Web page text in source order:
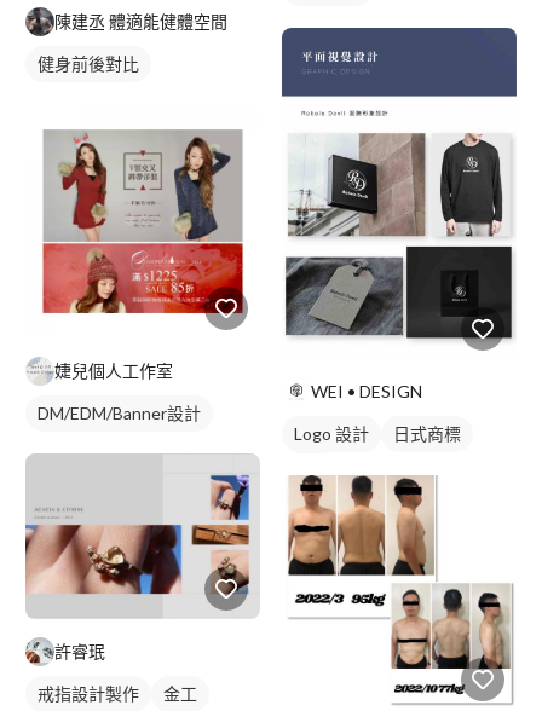
陳建丞 體適能健體空間
健身前後對比
婕兒個人工作室
DM/EDM/Banner設計
許睿珉
戒指設計製作 金工
WEI • DESIGN
Logo 設計
日式商標